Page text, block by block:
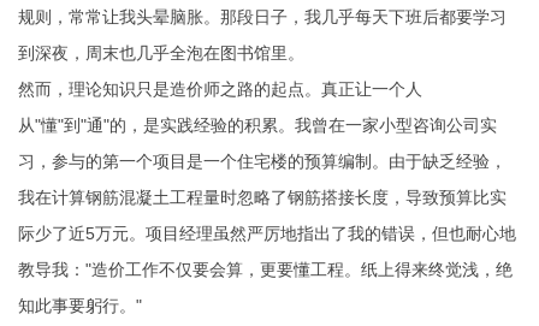
规则，常常让我头晕脑胀。那段日子，我几乎每天下班后都要学习
到深夜，周末也几乎全泡在图书馆里。
然而，理论知识只是造价师之路的起点。真正让一个人
从"懂"到"通"的，是实践经验的积累。我曾在一家小型咨询公司实
习，参与的第一个项目是一个住宅楼的预算编制。由于缺乏经验，
我在计算钢筋混凝土工程量时忽略了钢筋搭接长度，导致预算比实
际少了近5万元。项目经理虽然严厉地指出了我的错误，但也耐心地
教导我："造价工作不仅要会算，更要懂工程。纸上得来终觉浅，绝
知此事要躬行。"